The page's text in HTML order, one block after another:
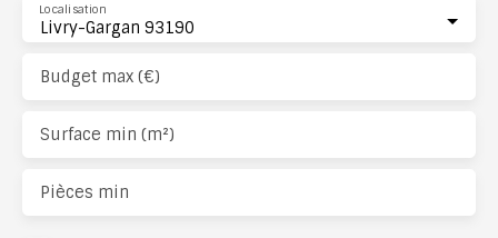
Livry-Gargan 93190
Localisation
Budget max (€)
Surface min (m²)
Pièces min